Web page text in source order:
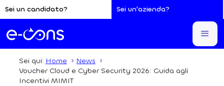
Sei un candidato? Sei un'azienda?
Sei qui: Home
News
Voucher Cloud e Cyber Security 2026: Guida agli
Incentivi MIMIT